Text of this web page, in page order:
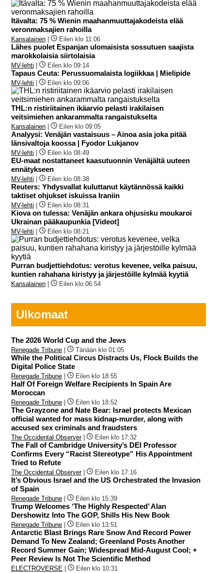
Itävalta: 75 % Wienin maahanmuuttajakodeista elää
veronmaksajien rahoilla
Kansalainen Eilen klo 11:06
Lähes puolet Espanjan ulomaisista sossutuen saajista
marokkolaisia siirtolaisia
MV-lehti Eilen klo 09:14
Tapaus Ceuta: Perussuomalaista logiikkaa | Mielipide
MV-lehti Eilen klo 09:06
THL:n ristiriitainen ikäarvio pelasti irakilaisen
veitsimiehen ankarammalta rangaistukselta
Kansalainen Eilen klo 09:05
Analyysi: Venäjän vastaisuus – Ainoa asia joka pitää
länsivaltoja koossa | Fyodor Lukjanov
MV-lehti Eilen klo 08:49
EU-maat nostattaneet kaasutuonnin Venäjältä uuteen
ennätykseen
MV-lehti Eilen klo 08:38
Reuters: Yhdysvallat kuluttanut käytännössä kaikki
taktiset ohjukset iskuissa Iraniin
MV-lehti Eilen klo 08:31
Kiova on tulessa: Venäjän ankara ohjusisku moukaroi
Ukrainan pääkaupunkia [Videot]
MV-lehti Eilen klo 08:21
Purran budjettiehdotus: verotus kevenee, velka paisuu,
kuntien rahahana kiristyy ja järjestöille kylmää kyytiä
Kansalainen Eilen klo 06:54
Ulkomaat
The 2026 World Cup and the Jews
Renegade Tribune Tänään klo 01:05
While the Political Circus Distracts Us, Flock Builds the
Digital Police State
Renegade Tribune Eilen klo 18:55
Half Of Foreign Welfare Recipients In Spain Are
Moroccan
Renegade Tribune Eilen klo 18:52
The Grayzone and Nate Bear: Israel protects Mexican
official wanted for mass kidnap-murder, along with
accused sex criminals and fraudsters
The Occidental Observer| Eilen klo 17:32
The Fall of Cambridge University’s DEI Professor
Confirms Every “Racist Stereotype” His Appointment
Tried to Refute
The Occidental Observer| Eilen klo 17:16
It’s Obvious Israel and the US Orchestrated the Invasion
of Spain
Renegade Tribune Eilen klo 15:39
Trump Welcomes ‘The Highly Respected’ Alan
Dershowitz Into The GOP, Shills His New Book
Renegade Tribune Eilen klo 13:51
Antarctic Blast Brings Rare Snow And Record Power
Demand To New Zealand; Greenland Posts Another
Record Summer Gain; Widespread Mid-August Cool; +
Peer Review Is Not The Scientific Method
ELECTROVERSE Eilen klo 10:31